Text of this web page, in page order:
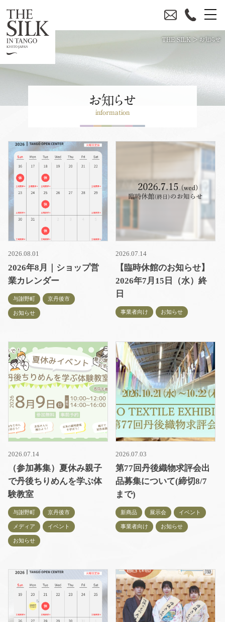
THE SILK >お知らせ
お知らせ
information
2026.08.01
2026年8月｜ショップ営
業カレンダー
与謝野町 京丹後市
お知らせ
2026.07.14
【臨時休館のお知らせ】
2026年7月15日（水）終
日
事業者向け お知らせ
2026.07.14
（参加募集）夏休み親子
で丹後ちりめんを学ぶ体
験教室
与謝野町 京丹後市
メディア イベント
お知らせ
2026.07.03
第77回丹後織物求評会出
品募集について(締切8/7
まで)
新商品 展示会 イベント
事業者向け お知らせ